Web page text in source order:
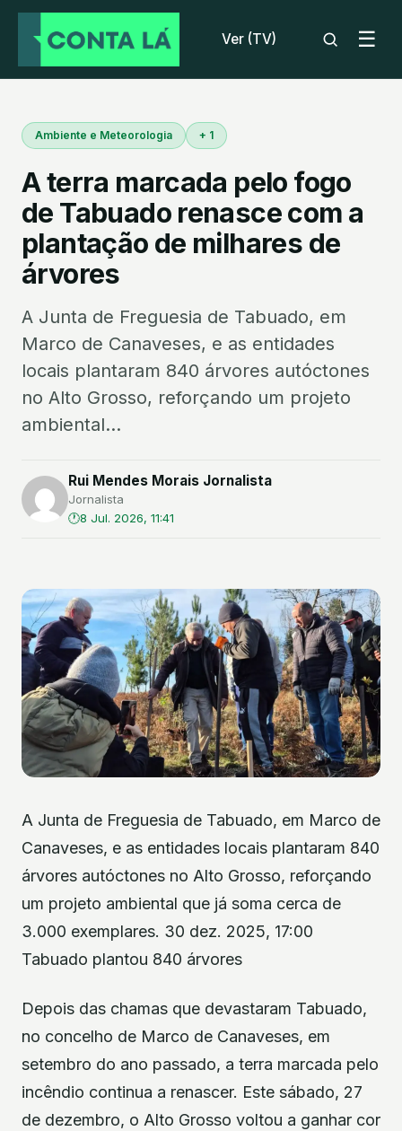
Ver (TV) ☰
Ambiente e Meteorologia + 1
A terra marcada pelo fogo
de Tabuado renasce com a
plantação de milhares de
árvores
A Junta de Freguesia de Tabuado, em
Marco de Canaveses, e as entidades
locais plantaram 840 árvores autóctones
no Alto Grosso, reforçando um projeto
ambiental...
Rui Mendes Morais Jornalista
Jornalista
8 Jul. 2026, 11:41
A Junta de Freguesia de Tabuado, em Marco de
Canaveses, e as entidades locais plantaram 840
árvores autóctones no Alto Grosso, reforçando
um projeto ambiental que já soma cerca de
3.000 exemplares. 30 dez. 2025, 17:00
Tabuado plantou 840 árvores
Depois das chamas que devastaram Tabuado,
no concelho de Marco de Canaveses, em
setembro do ano passado, a terra marcada pelo
incêndio continua a renascer. Este sábado, 27
de dezembro, o Alto Grosso voltou a ganhar cor